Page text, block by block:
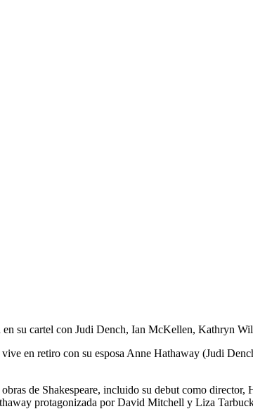
su cartel con Judi Dench, Ian McKellen, Kathryn
en retiro con su esposa Anne Hathaway (Judi
de Shakespeare, incluido su debut como director,
protagonizada por David Mitchell y Liza